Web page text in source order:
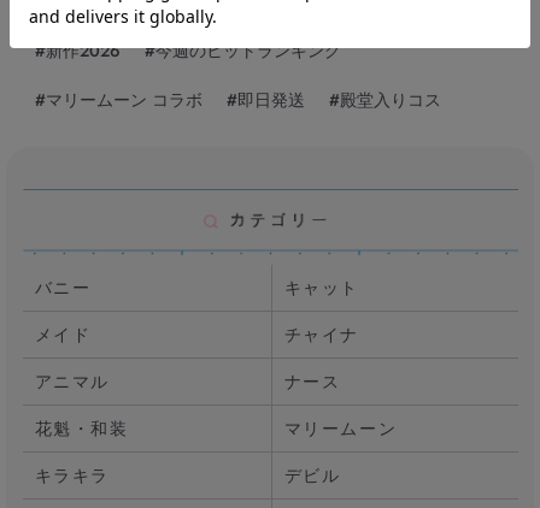
#新作2026 #今週のヒットランキング
#マリームーン コラボ #即日発送 #殿堂入りコス
バニー
キャット
メイド
チャイナ
アニマル
ナース
花魁・和装
マリームーン
キラキラ
デビル